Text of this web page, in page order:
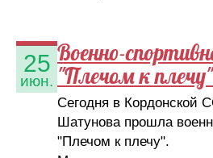
25
июн.
Военно-
"Плечом к плечу"
Сегодня в
Шатунова прошла
"Плечом к плечу".